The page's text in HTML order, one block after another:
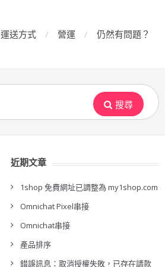
運送方式 營運 仍然有問題？
搜尋
近期文章
1shop 免費網址已調整為 my1shop.com
Omnichat Pixel串接
Omnichat串接
產品排序
錯誤訊息：取消授權失敗，已存在請款